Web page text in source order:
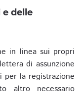
delle
in linea sui propri
di assunzione
per la registrazione
altro necessario